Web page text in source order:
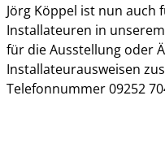
Jörg Köppel ist nun auch
Installateuren in
für die Ausstellung oder
Installateurausweisen
Telefonnummer 09252